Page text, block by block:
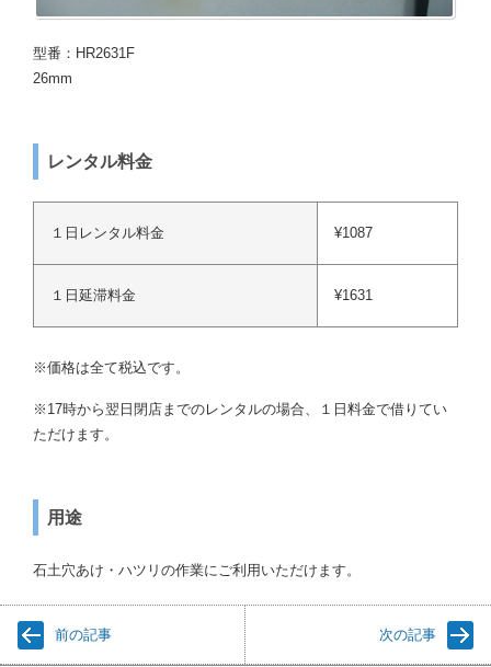
型番：HR2631F
26mm
レンタル料金
１日レンタル料金 ¥1087
１日延滞料金 ¥1631
※価格は全て税込です。
※17時から翌日閉店までのレンタルの場合、１日料金で借りてい
ただけます。
用途
石土穴あけ・ハツリの作業にご利用いただけます。
前の記事 次の記事